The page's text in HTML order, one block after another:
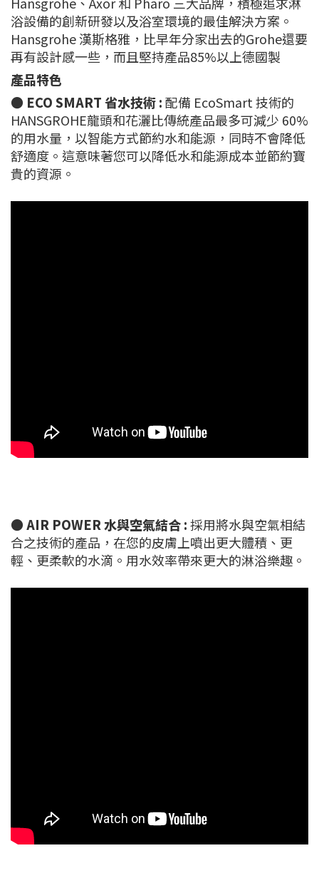
浴設備的創新研發以及浴室環境的最佳解決方案。
Hansgrohe 漢斯格雅，比早年分家出去的Grohe還要
再有設計感一些，而且堅持產品85%以上德國製
產品特色
● ECO SMART 省水技術 :配備 EcoSmart 技術的
HANSGROHE龍頭和花灑比傳統產品最多可減少 60%
的用水量，以智能方式節約水和能源，同時不會降低
舒適度。這意味著您可以降低水和能源成本並節約寶
貴的資源。
●AIR POWER 水與空氣結合 :採用將水與空氣相結
合之技術的產品，在您的皮膚上噴出更大體積、更
輕、更柔軟的水滴。用水效率帶來更大的淋浴樂趣。